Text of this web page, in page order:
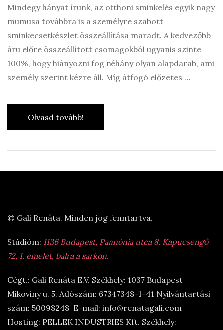
Mindegy hányat írunk, az otthoni sminkelés egyik nagy
mumusa továbbra is a személyre szabott
sminkecsetkészlet összeállítása maradt. A kedvezőbb
áru előre összeállított csomagokból ugyanis szinte
100%, hogy hiányozni fog néhány olyan alapdarab, ami
személy szerint kézre áll. Míg átfogó előzetes …
Olvasd tovább!
© Gali Renáta. Minden jog fenntartva.
Stúdióm: 1136 Budapest, Pannónia utca 8. Kapucsengő
72, 1. emelet, balra a sarkon.
Cégt.: Gali Renáta E.V. Székhely: 1037 Budapest
Mikoviny u. 5. Adószám: 67347348-1-41 Nyilvántartási
szám: 50098248 E-mail: info@renatagali.com
Hosting: PELLEK INDUSTRIES Kft. Székhely: